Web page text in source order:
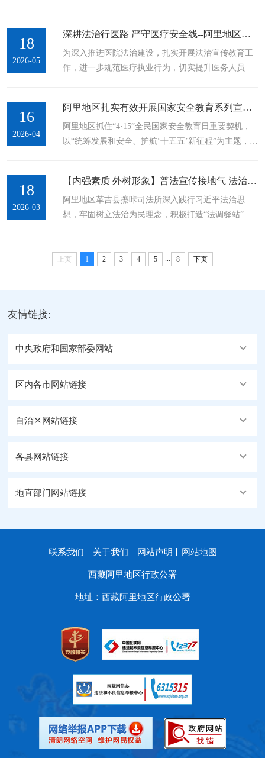
县社会治安综合治理中心及托林寺等重点场所与单
位，推动民法典学习宣传走深走实、落地见效。在底
雅镇，工作组实地查看乡镇公共法律服务站运行情
况，...
18
2026-05
深耕法治行医路 严守医疗安全线--阿里地区人民医院组织开展法治宣传教育专题讲座
为深入推进医院法治建设，扎实开展法治宣传教育工
作，进一步规范医疗执业行为，切实提升医务人员法
次讲座由副院长陈富禄主持，医院在家领导班子成
员、各临床医技科室及行政职能科室在岗人员参加培
训。本次讲座特邀阿里地区中级人民法院民事审判庭
16
2026-04
阿里地区扎实有效开展国家安全教育系列宣传活动
阿里地区抓住“4·15”全民国家安全教育日重要契机，
以“统筹发展和安全、护航‘十五五’新征程”为主题，上
尽责”的浓厚氛围。精心谋划抓统筹。立足阿里实际，
制定方案、细化措施，找准抓手、拓展载体，坚持横
向到边、纵向到底，统筹开展专题讲座、线上答题、
18
2026-03
【内强素质 外树形象】普法宣传接地气 法治惠民见实效
阿里地区革吉县擦咔司法所深入践行习近平法治思
想，牢固树立法治为民理念，积极打造“法调驿站”普
打通服务群众“最后一公里”，“枫桥式司法所”示范引
上页 1 2 3 4 5 8 下页
友情链接:
中央政府和国家部委网站
区内各市网站链接
自治区网站链接
各县网站链接
地直部门网站链接
联系我们 关于我们 网站声明 网站地图
西藏阿里地区行政公署
地址：西藏阿里地区行政公署